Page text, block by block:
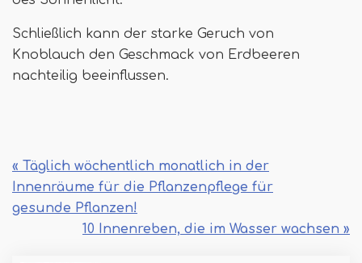
Schließlich kann der starke Geruch von
Knoblauch den Geschmack von Erdbeeren
nachteilig beeinflussen.
« Täglich wöchentlich monatlich in der
Innenräume für die Pflanzenpflege für
gesunde Pflanzen!
10 Innenreben, die im Wasser wachsen »